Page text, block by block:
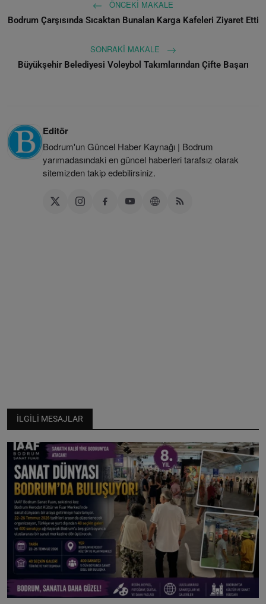
ÖNCEKI MAKALE
Bodrum Çarşısında Sıcaktan Bunalan Karga Kafeleri Ziyaret Etti
SONRAKI MAKALE
Büyükşehir Belediyesi Voleybol Takımlarından Çifte Başarı
Editör
Bodrum'un Güncel Haber Kaynağı | Bodrum
yarımadasındaki en güncel haberleri tarafsız olarak
sitemizden takip edebilirsiniz.
İLGILI MESAJLAR